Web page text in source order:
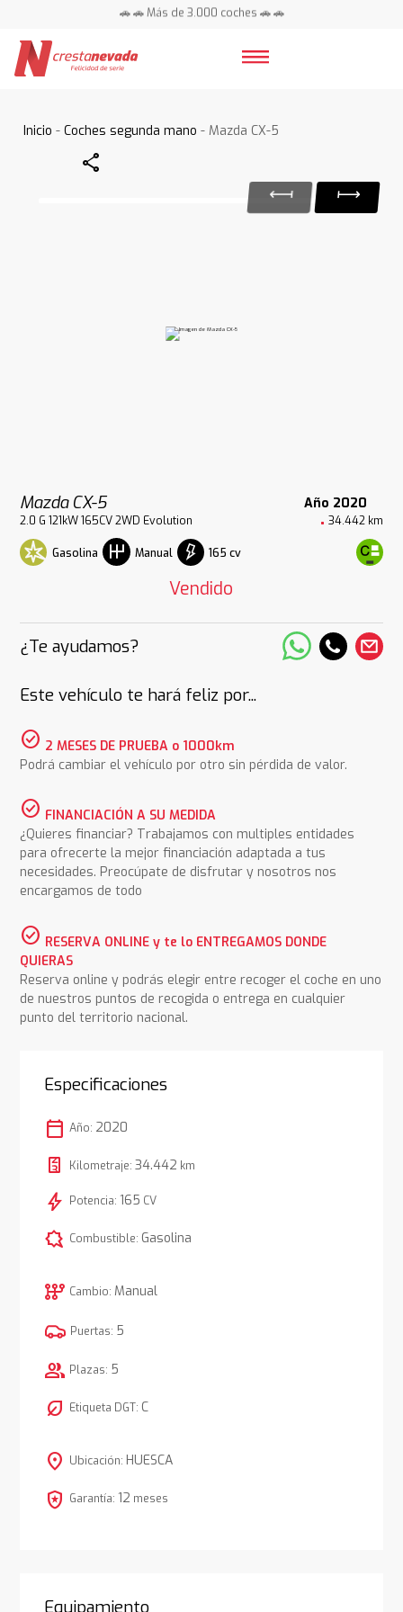
🚗 🚗 Más de 3.000 coches 🚗 🚗
Inicio -Coches segunda mano - Mazda CX-5
Share
Mazda CX-5 Año 2020
2.0 G 121kW 165CV 2WD Evolution 34.442 km
Gasolina Manual 165 cv
Vendido
¿Te ayudamos?
Este vehículo te hará feliz por...
check_circle 2 MESES DE PRUEBA o 1000km
Podrá cambiar el vehículo por otro sin pérdida de valor.
check_circle FINANCIACIÓN A SU MEDIDA
¿Quieres financiar? Trabajamos con multiples entidades
para ofrecerte la mejor financiación adaptada a tus
necesidades. Preocúpate de disfrutar y nosotros nos
encargamos de todo
check_circle RESERVA ONLINE y te lo ENTREGAMOS DONDE
QUIERAS
Reserva online y podrás elegir entre recoger el coche en uno
de nuestros puntos de recogida o entrega en cualquier
punto del territorio nacional.
Especificaciones
calendar_today Año: 2020
Kilometraje: 34.442 km
bolt Potencia: 165 CV
comic_bubble Combustible: Gasolina
auto_transmission Cambio: Manual
Puertas: 5
group Plazas: 5
nest_eco_leaf Etiqueta DGT: C
location_on Ubicación: HUESCA
local_police Garantía: 12 meses
Equipamiento